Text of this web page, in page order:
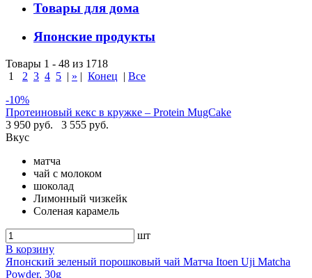
Товары для дома
Японские продукты
Товары 1 - 48 из 1718
1
2 3 4 5 | » | Конец | Все
-10%
Протеиновый кекс в кружке – Protein MugCake
3 950 руб.
3 555 руб.
Вкус
матча
чай с молоком
шоколад
Лимонный чизкейк
Соленая карамель
шт
В корзину
Японский зеленый порошковый чай Матча Itoen Uji Matcha
Powder, 30g